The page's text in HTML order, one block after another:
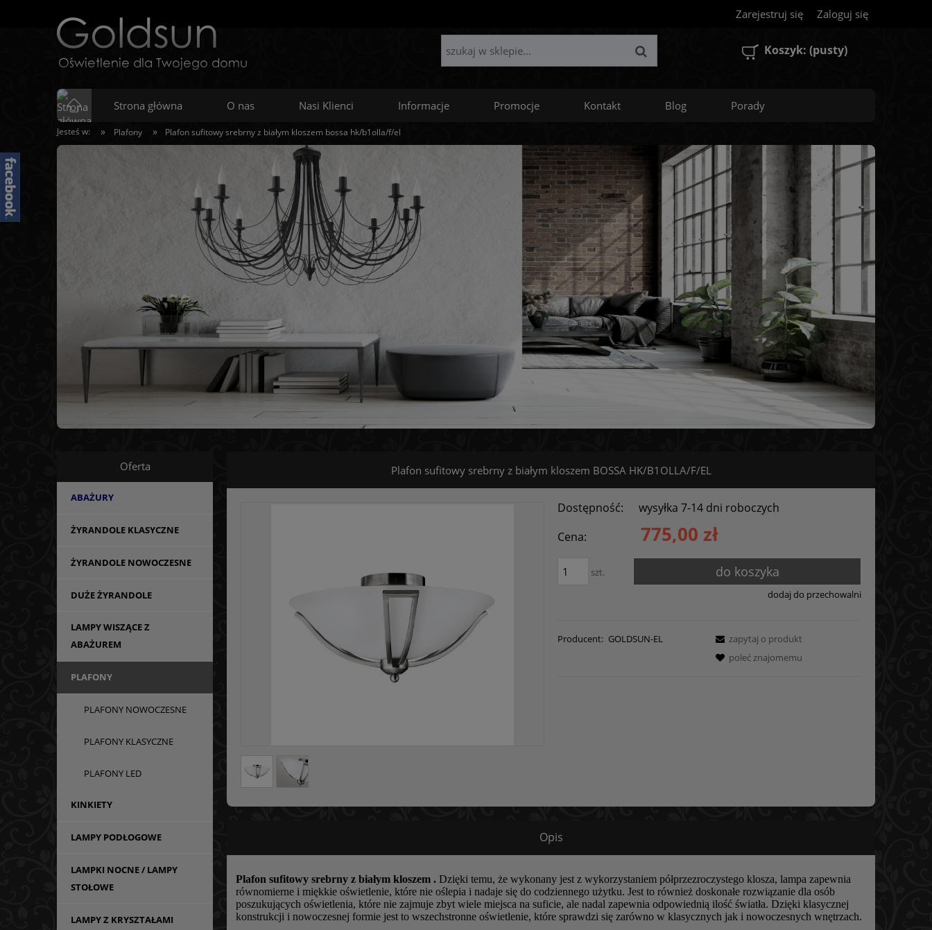
Zarejestruj się Zaloguj się
Koszyk: (pusty)
Strona główna O nas Nasi Klienci Informacje Promocje Kontakt Blog Porady
Jesteś w: » Plafony » Plafon sufitowy srebrny z białym kloszem bossa hk/b1olla/f/el
Oferta
ABAŻURY
ŻYRANDOLE KLASYCZNE
ŻYRANDOLE NOWOCZESNE
DUŻE ŻYRANDOLE
LAMPY WISZĄCE Z
ABAŻUREM
PLAFONY
PLAFONY NOWOCZESNE
PLAFONY KLASYCZNE
PLAFONY LED
KINKIETY
LAMPY PODŁOGOWE
LAMPKI NOCNE / LAMPY
STOŁOWE
LAMPY Z KRYSZTAŁAMI
Plafon sufitowy srebrny z białym kloszem BOSSA HK/B1OLLA/F/EL
Dostępność:
wysyłka 7-14 dni roboczych
Cena:
775,00 zł
szt. do koszyka
dodaj do przechowalni
Producent: GOLDSUN-EL
zapytaj o produkt
poleć znajomemu
Opis
Plafon sufitowy srebrny z białym kloszem . Dzięki temu, że wykonany jest z wykorzystaniem półprzezroczystego klosza, lampa zapewnia
równomierne i miękkie oświetlenie, które nie oślepia i nadaje się do codziennego użytku. Jest to również doskonałe rozwiązanie dla osób
poszukujących oświetlenia, które nie zajmuje zbyt wiele miejsca na suficie, ale nadal zapewnia odpowiednią ilość światła. Dzięki klasycznej
konstrukcji i nowoczesnej formie jest to wszechstronne oświetlenie, które sprawdzi się zarówno w klasycznych jak i nowoczesnych wnętrzach.